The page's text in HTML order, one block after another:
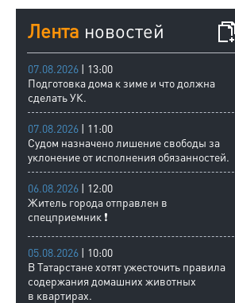
Лента новостей
07.08.2026 | 13:00
Подготовка дома к зиме и что должна
сделать УК.
07.08.2026 | 11:00
Судом назначено лишение свободы за
уклонение от исполнения обязанностей.
06.08.2026 | 12:00
Житель города отправлен в
спецприемник ❗
05.08.2026 | 10:00
В Татарстане хотят ужесточить правила
содержания домашних животных
в квартирах.